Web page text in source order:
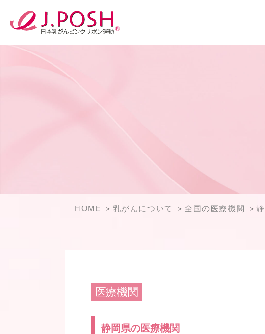
HOME 乳がんについて 全国の医療機関
医療機関
静岡県の医療機関